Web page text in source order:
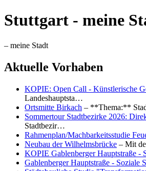
Stuttgart - meine
– meine Stadt
Aktuelle Vorhaben
KOPIE: Open Call - Künstlerische
Landeshauptsta…
Ortsmitte Birkach – **Thema:**
Sommertour Stadtbezirke 2026:
Stadtbezir…
Rahmenplan/Machbarkeitsstudie
Neubau der Wilhelmsbrücke – Mit
KOPIE Gablenberger Hauptstraße -
Gablenberger Hauptstraße - Soziale